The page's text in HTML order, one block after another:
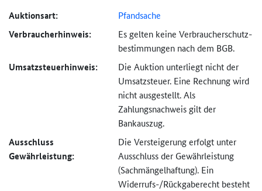
Auktionsart: Pfandsache
Verbraucher­hinweis:
Es gelten keine Verbraucher­schutz­
bestimmungen nach dem BGB.
Umsatzsteuer­hinweis:
Die Auktion unterliegt nicht der
Umsatzsteuer. Eine Rechnung wird
nicht ausgestellt. Als
Zahlungsnachweis gilt der
Bankauszug.
Ausschluss
Gewährleistung:
Die Versteigerung erfolgt unter
Ausschluss der Gewährleistung
(Sachmängel­haftung). Ein
Widerrufs-/Rückgaberecht besteht